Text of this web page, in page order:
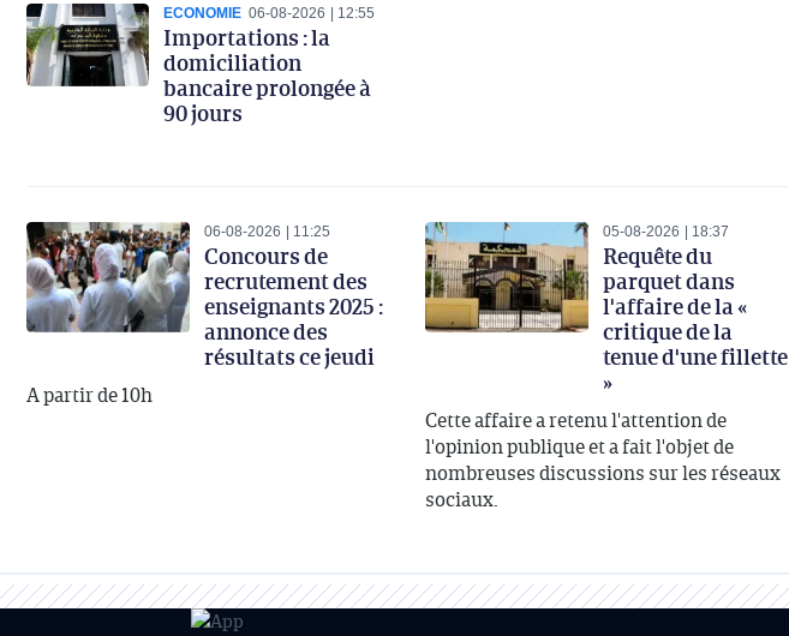
ECONOMIE 06-08-2026 12:55
Importations : la
domiciliation
bancaire prolongée à
90 jours
06-08-2026 11:25
Concours de
recrutement des
enseignants 2025 :
annonce des
résultats ce jeudi
A partir de 10h
05-08-2026 18:37
Requête du
parquet dans
l'affaire de la «
critique de la
tenue d'une fillette
»
Cette affaire a retenu l'attention de
l'opinion publique et a fait l'objet de
nombreuses discussions sur les réseaux
sociaux.